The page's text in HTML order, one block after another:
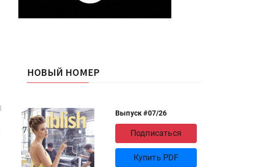
|
НОВЫЙ НОМЕР
Выпуск #07/26
Подписаться
Купить PDF